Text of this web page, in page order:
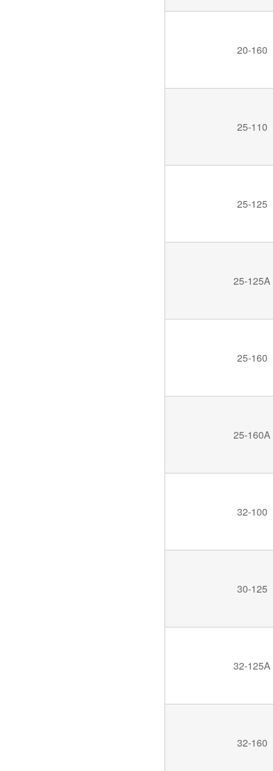
20-160
25-110
25-125
25-125A
25-160
25-160A
32-100
30-125
32-125A
32-160